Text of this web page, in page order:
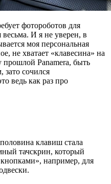
фотороботов для
И я не уверен, в
моя персональная
не хватает «клавесина» на
прошлой Panamera, быть
сочился
ведь как раз про
клавиш стала
тачскрин, который
например, для